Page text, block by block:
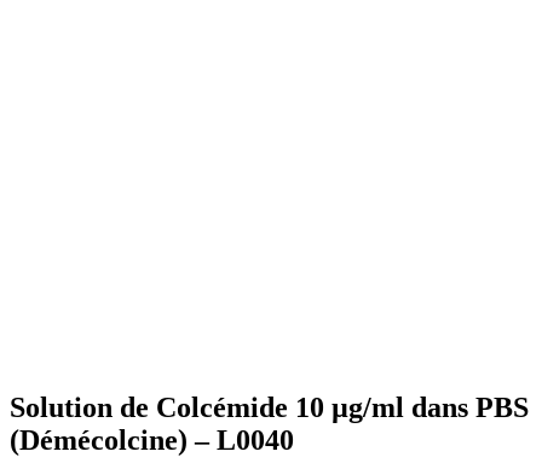
Solution de Colcémide 10 µg/ml dans PBS
(Démécolcine) – L0040